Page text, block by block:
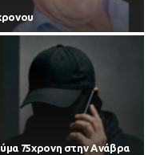
75χρονη στην Ανάβρα